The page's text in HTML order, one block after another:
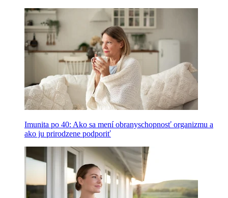
Imunita po 40: Ako sa mení obranyschopnosť organizmu a
ako ju prirodzene podporiť